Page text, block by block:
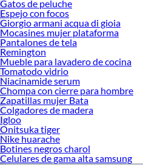
Gatos de peluche
Espejo con focos
Giorgio armani acqua di gioia
Mocasines mujer plataforma
Pantalones de tela
Remington
Mueble para lavadero de cocina
Tomatodo vidrio
Niacinamide serum
Chompa con cierre para hombre
Zapatillas mujer Bata
Colgadores de madera
Igloo
Onitsuka tiger
Nike huarache
Botines negros charol
Celulares de gama alta samsung